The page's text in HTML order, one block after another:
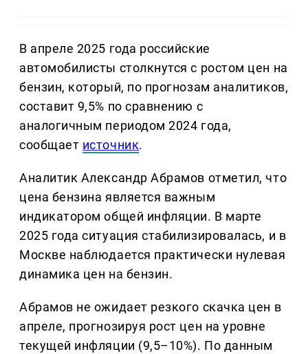
В апреле 2025 года российские
автомобилисты столкнутся с ростом цен на
бензин, который, по прогнозам аналитиков,
составит 9,5% по сравнению с
аналогичным периодом 2024 года,
сообщает источник.
Аналитик Александр Абрамов отметил, что
цена бензина является важным
индикатором общей инфляции. В марте
2025 года ситуация стабилизировалась, и в
Москве наблюдается практически нулевая
динамика цен на бензин.
Абрамов не ожидает резкого скачка цен в
апреле, прогнозируя рост цен на уровне
текущей инфляции (9,5–10%). По данным